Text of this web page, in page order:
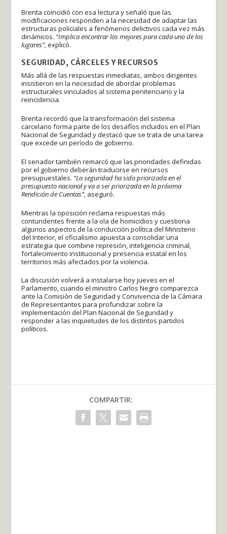
Brenta coincidió con esa lectura y señaló que las
modificaciones responden a la necesidad de adaptar las
estructuras policiales a fenómenos delictivos cada vez más
dinámicos. “Implica encontrar los mejores para cada uno de los
lugares”, explicó.
SEGURIDAD, CÁRCELES Y RECURSOS
Más allá de las respuestas inmediatas, ambos dirigentes
insistieron en la necesidad de abordar problemas
estructurales vinculados al sistema penitenciario y la
reincidencia.
Brenta recordó que la transformación del sistema
carcelario forma parte de los desafíos incluidos en el Plan
Nacional de Seguridad y destacó que se trata de una tarea
que excede un período de gobierno.
El senador también remarcó que las prioridades definidas
por el gobierno deberán traducirse en recursos
presupuestales. “La seguridad ha sido priorizada en el
presupuesto nacional y va a ser priorizada en la próxima
Rendición de Cuentas”, aseguró.
Mientras la oposición reclama respuestas más
contundentes frente a la ola de homicidios y cuestiona
algunos aspectos de la conducción política del Ministerio
del Interior, el oficialismo apuesta a consolidar una
estrategia que combine represión, inteligencia criminal,
fortalecimiento institucional y presencia estatal en los
territorios más afectados por la violencia.
La discusión volverá a instalarse hoy jueves en el
Parlamento, cuando el ministro Carlos Negro comparezca
ante la Comisión de Seguridad y Convivencia de la Cámara
de Representantes para profundizar sobre la
implementación del Plan Nacional de Seguridad y
responder a las inquietudes de los distintos partidos
políticos.
COMPARTIR: